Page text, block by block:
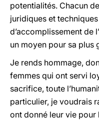
potentialités. Chacun
juridiques et
d’accomplissement de
un moyen pour sa plus
Je rends hommage,
femmes qui ont servi
sacrifice, toute
particulier, je voudrais
ont donné leur vie